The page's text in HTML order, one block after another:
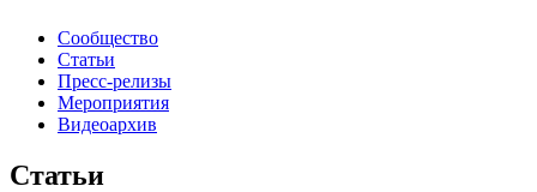
Сообщество
Статьи
Пресс-релизы
Мероприятия
Видеоархив
Статьи